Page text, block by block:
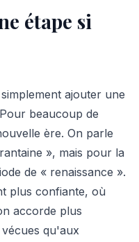
étape si
ajouter une
beaucoup de
ère. On parle
», mais pour la
de « renaissance ».
plus confiante, où
accorde plus
qu'aux